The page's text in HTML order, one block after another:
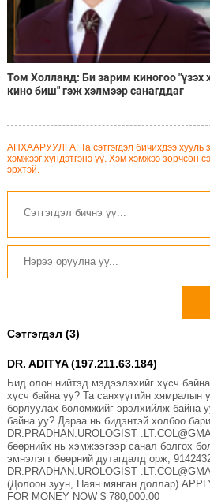
Том Холланд: Би зарим киногоо "үзэх
кино биш" гэж хэлмээр санагддаг
АНХААРУУЛГА: Та сэтгэгдэл бичихдээ хууль
хэмжээг хүндэтгэнэ үү. Хэм хэмжээ зөрчсөн
эрхтэй.
Сэтгэгдэл (3)
DR. ADITYA (197.211.63.184)
Бид олон нийтэд мэдээлэхийг хүсч
хүсч байна уу? Та санхүүгийн хямралын
борлуулах боломжийг эрэлхийлж байна
байна уу? Дараа нь бидэнтэй холбоо
DR.PRADHAN.UROLOGIST
бөөрнийх нь хэмжээгээр санал болгох
эмнэлэгт бөөрний дутагдалд орж,
DR.PRADHAN.UROLOGIST
(Долоон зуун, Наян мянган доллар)
FOR MONEY NOW $ 780,000.00